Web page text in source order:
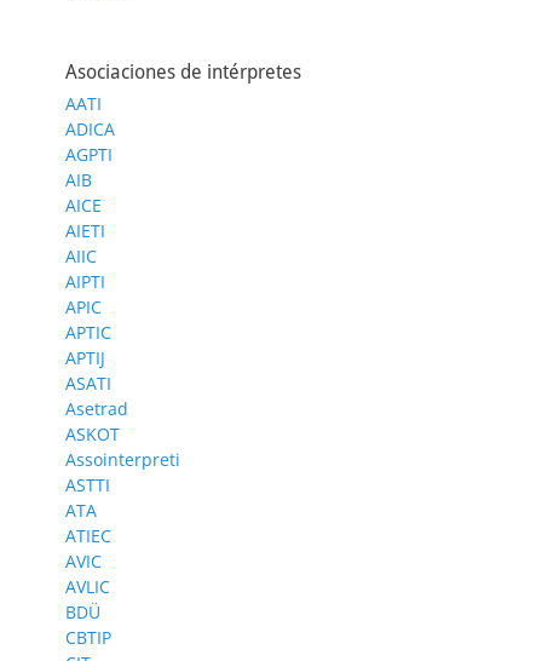
Asociaciones de intérpretes
AATI
ADICA
AGPTI
AIB
AICE
AIETI
AIIC
AIPTI
APIC
APTIC
APTIJ
ASATI
Asetrad
ASKOT
Assointerpreti
ASTTI
ATA
ATIEC
AVIC
AVLIC
BDÜ
CBTIP